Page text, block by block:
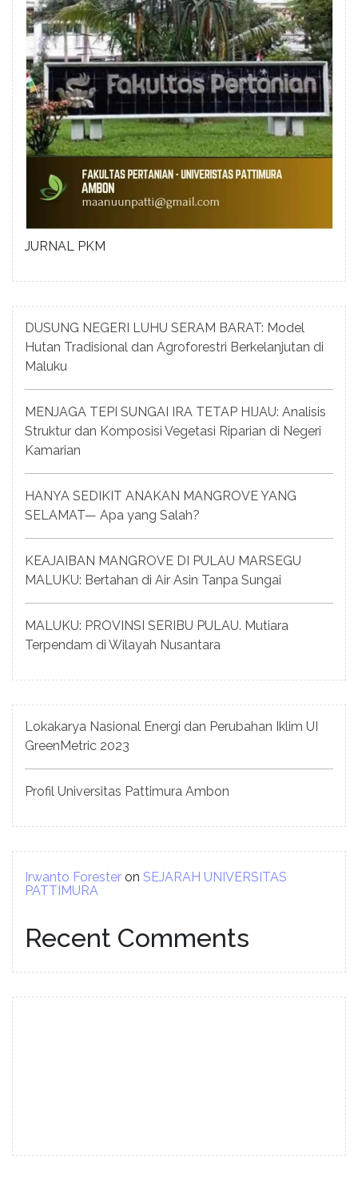
JURNAL PKM
DUSUNG NEGERI LUHU SERAM BARAT: Model
Hutan Tradisional dan Agroforestri Berkelanjutan di
Maluku
MENJAGA TEPI SUNGAI IRA TETAP HIJAU: Analisis
Struktur dan Komposisi Vegetasi Riparian di Negeri
Kamarian
HANYA SEDIKIT ANAKAN MANGROVE YANG
SELAMAT— Apa yang Salah?
KEAJAIBAN MANGROVE DI PULAU MARSEGU
MALUKU: Bertahan di Air Asin Tanpa Sungai
MALUKU: PROVINSI SERIBU PULAU. Mutiara
Terpendam di Wilayah Nusantara
Lokakarya Nasional Energi dan Perubahan Iklim UI
GreenMetric 2023
Profil Universitas Pattimura Ambon
Irwanto Forester on SEJARAH UNIVERSITAS
PATTIMURA
Recent Comments